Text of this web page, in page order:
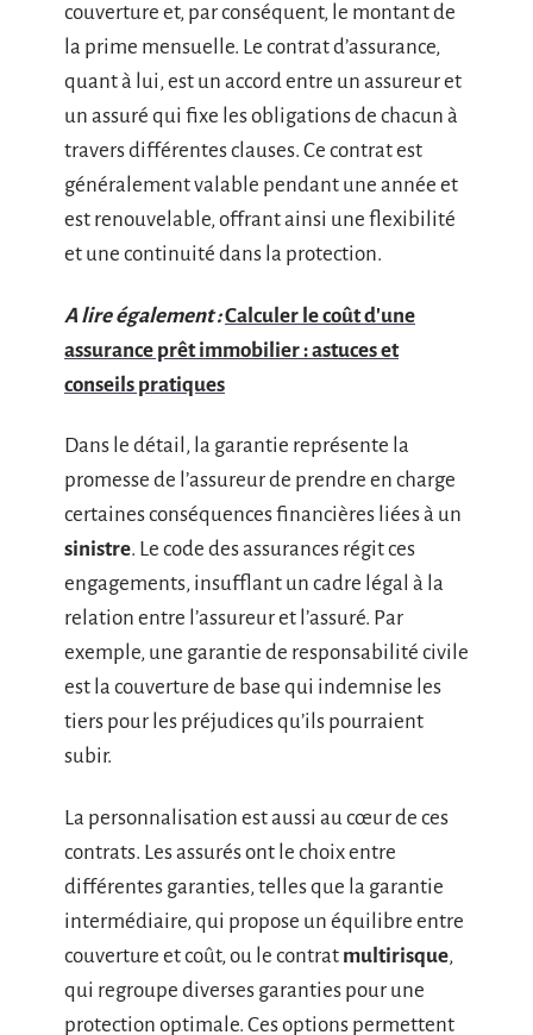
couverture et, par conséquent, le montant de
la prime mensuelle. Le contrat d’assurance,
quant à lui, est un accord entre un assureur et
un assuré qui fixe les obligations de chacun à
travers différentes clauses. Ce contrat est
généralement valable pendant une année et
est renouvelable, offrant ainsi une flexibilité
et une continuité dans la protection.
A lire également :Calculer le coût d'une
assurance prêt immobilier : astuces et
conseils pratiques
Dans le détail, la garantie représente la
promesse de l’assureur de prendre en charge
certaines conséquences financières liées à un
sinistre. Le code des assurances régit ces
engagements, insufflant un cadre légal à la
relation entre l’assureur et l’assuré. Par
exemple, une garantie de responsabilité civile
est la couverture de base qui indemnise les
tiers pour les préjudices qu’ils pourraient
subir.
La personnalisation est aussi au cœur de ces
contrats. Les assurés ont le choix entre
différentes garanties, telles que la garantie
intermédiaire, qui propose un équilibre entre
couverture et coût, ou le contrat multirisque,
qui regroupe diverses garanties pour une
protection optimale. Ces options permettent